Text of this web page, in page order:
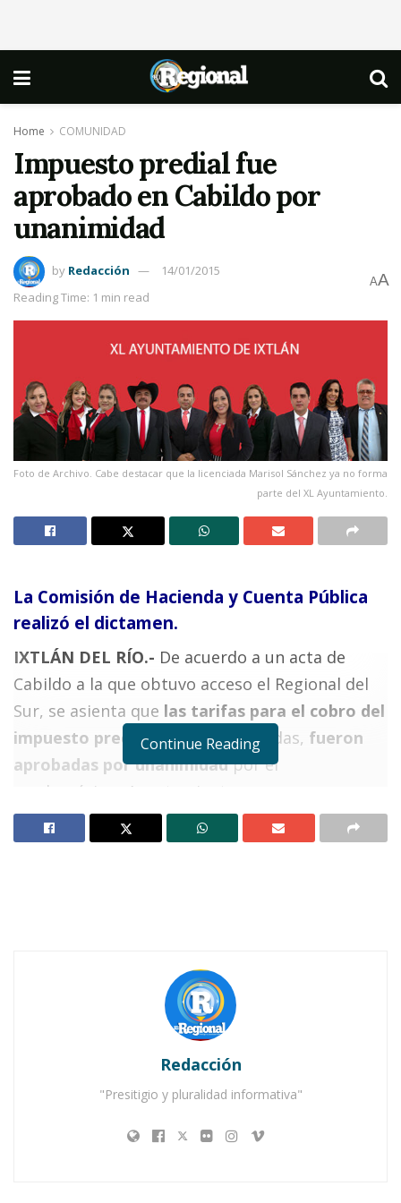
Home COMUNIDAD
Impuesto predial fue
aprobado en Cabildo por
unanimidad
by Redacción
14/01/2015
Reading Time: 1 min read
AA
Foto de Archivo. Cabe destacar que la licenciada Marisol Sánchez ya no forma
parte del XL Ayuntamiento.
La Comisión de Hacienda y Cuenta Pública
realizó el dictamen.
IXTLÁN DEL RÍO.- De acuerdo a un acta de
Cabildo a la que obtuvo acceso el Regional del
Sur, se asienta que las tarifas para el cobro del
impuesto predial, una vez discutidas, fueron
aprobadas por unanimidadpor el
cuadragésimo Ayuntamiento.
Además, previo al aval,
la Comisión de
García y Beatriz Aguilar Monroy
el dictamen para que se
aprobaran los incrementos al impuesto
Notas Relacionadas
Ahuacatlán celebrá el día de Reyes con rosca y
Continue Reading
Redacción
"Presitigio y pluralidad informativa"